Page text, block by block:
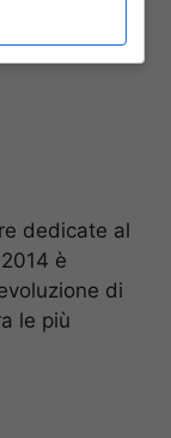
dedicate al
è
di
le più